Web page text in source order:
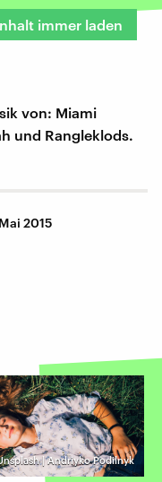
immer laden
von: Miami
und Rangleklods.
2015
| Andriyko Podilnyk